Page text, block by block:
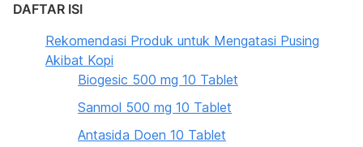
DAFTAR ISI
Rekomendasi Produk untuk Mengatasi Pusing
Akibat Kopi
Biogesic 500 mg 10 Tablet
Sanmol 500 mg 10 Tablet
Antasida Doen 10 Tablet